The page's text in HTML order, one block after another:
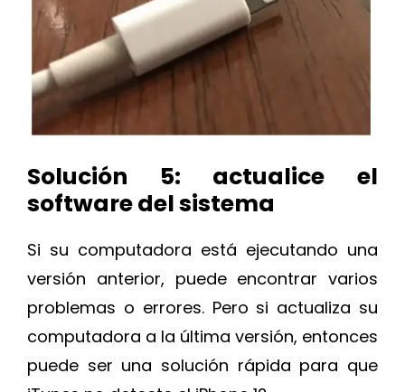
Solución 5: actualice el
software del sistema
Si su computadora está ejecutando una
versión anterior, puede encontrar varios
problemas o errores. Pero si actualiza su
computadora a la última versión, entonces
puede ser una solución rápida para que